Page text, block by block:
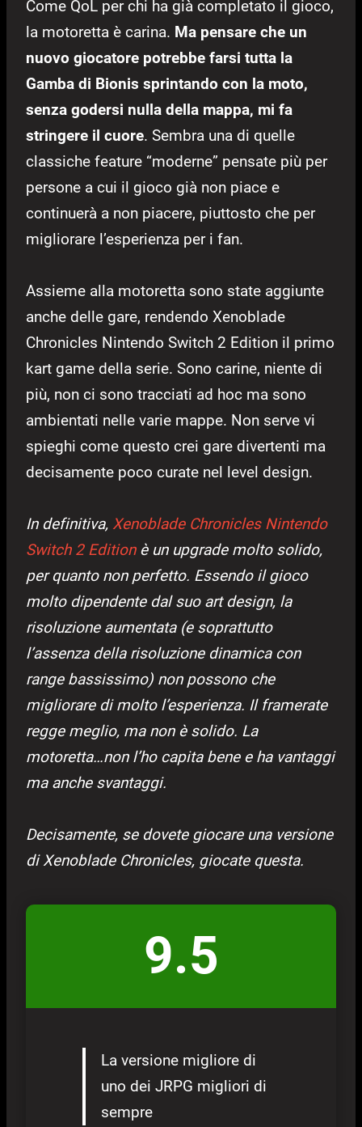
Come QoL per chi ha già completato il gioco,
la motoretta è carina. Ma pensare che un
nuovo giocatore potrebbe farsi tutta la
Gamba di Bionis sprintando con la moto,
senza godersi nulla della mappa, mi fa
stringere il cuore. Sembra una di quelle
classiche feature “moderne” pensate più per
persone a cui il gioco già non piace e
continuerà a non piacere, piuttosto che per
migliorare l’esperienza per i fan.
Assieme alla motoretta sono state aggiunte
anche delle gare, rendendo Xenoblade
Chronicles Nintendo Switch 2 Edition il primo
kart game della serie. Sono carine, niente di
più, non ci sono tracciati ad hoc ma sono
ambientati nelle varie mappe. Non serve vi
spieghi come questo crei gare divertenti ma
decisamente poco curate nel level design.
In definitiva, Xenoblade Chronicles Nintendo
Switch 2 Editionè un upgrade molto solido,
per quanto non perfetto. Essendo il gioco
molto dipendente dal suo art design, la
risoluzione aumentata (e soprattutto
l’assenza della risoluzione dinamica con
range bassissimo) non possono che
migliorare di molto l’esperienza. Il framerate
regge meglio, ma non è solido. La
motoretta…non l’ho capita bene e ha vantaggi
ma anche svantaggi.
Decisamente, se dovete giocare una versione
di Xenoblade Chronicles, giocate questa.
9.5
La versione migliore di
uno dei JRPG migliori di
sempre